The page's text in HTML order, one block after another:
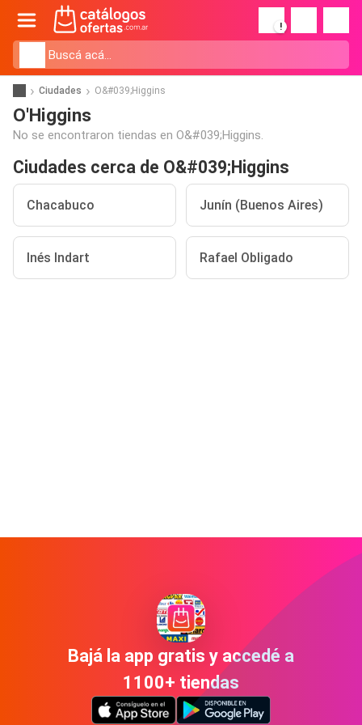
!
Ciudades O&#039;Higgins
O'Higgins
No se encontraron tiendas en O&#039;Higgins.
Ciudades cerca de O&#039;Higgins
Chacabuco Junín (Buenos Aires)
Inés Indart Rafael Obligado
Bajá la app gratis y accedé a
1100+ tiendas